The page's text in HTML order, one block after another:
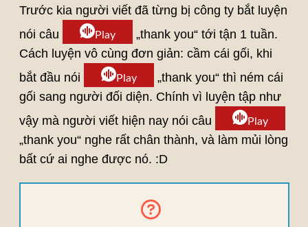
Trước kia người viết đã từng bị công ty bắt luyện
nói câu
Play
„thank you“ tới tận 1 tuần.
Cách luyện vô cùng đơn giản: cầm cái gối, khi
bắt đầu nói
Play
„thank you“ thì ném cái
gối sang người đối diện. Chính vì luyện tập như
vậy mà người viết hiện nay nói câu
Play
„thank you“ nghe rất chân thành, và làm mủi lòng
bất cứ ai nghe được nó. :D